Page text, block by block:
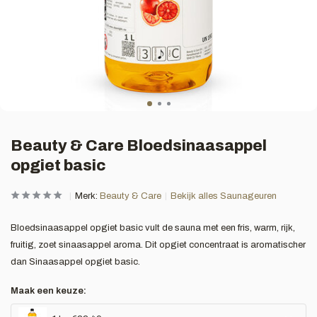
Beauty & Care Bloedsinaasappel
opgiet basic
Merk: Beauty & Care Bekijk alles Saunageuren
Bloedsinaasappel opgiet basic vult de sauna met een fris, warm, rijk,
fruitig, zoet sinaasappel aroma. Dit opgiet concentraat is aromatischer
dan Sinaasappel opgiet basic.
Maak een keuze: